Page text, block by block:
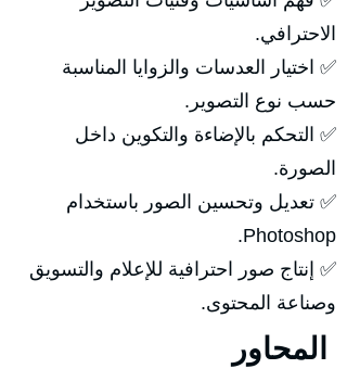
الاحترافي.
✅ اختيار العدسات والزوايا المناسبة
حسب نوع التصوير.
✅ التحكم بالإضاءة والتكوين داخل
الصورة.
✅ تعديل وتحسين الصور باستخدام
Photoshop.
✅ إنتاج صور احترافية للإعلام والتسويق
وصناعة المحتوى.